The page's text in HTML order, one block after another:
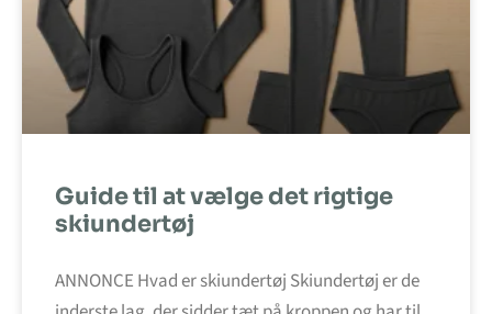
Guide til at vælge det rigtige
skiundertøj
ANNONCE Hvad er skiundertøj Skiundertøj er de